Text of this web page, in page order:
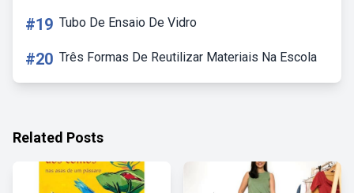
#19 Tubo De Ensaio De Vidro
#20 Três Formas De Reutilizar Materiais Na Escola
Related Posts